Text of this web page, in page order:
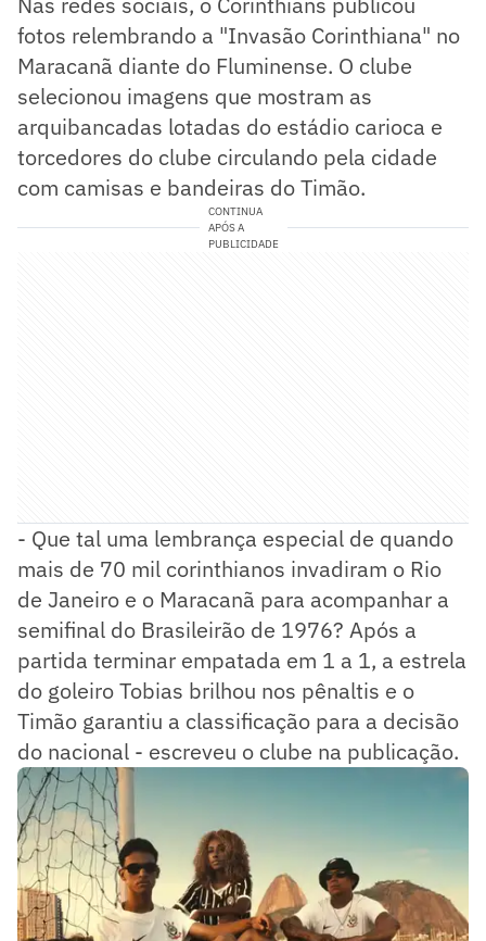
fotos relembrando a "Invasão Corinthiana" no
Maracanã diante do Fluminense. O clube
selecionou imagens que mostram as
arquibancadas lotadas do estádio carioca e
torcedores do clube circulando pela cidade
com camisas e bandeiras do Timão.
CONTINUA
APÓS A
PUBLICIDADE
- Que tal uma lembrança especial de quando
mais de 70 mil corinthianos invadiram o Rio
de Janeiro e o Maracanã para acompanhar a
semifinal do Brasileirão de 1976? Após a
partida terminar empatada em 1 a 1, a estrela
do goleiro Tobias brilhou nos pênaltis e o
Timão garantiu a classificação para a decisão
do nacional - escreveu o clube na publicação.